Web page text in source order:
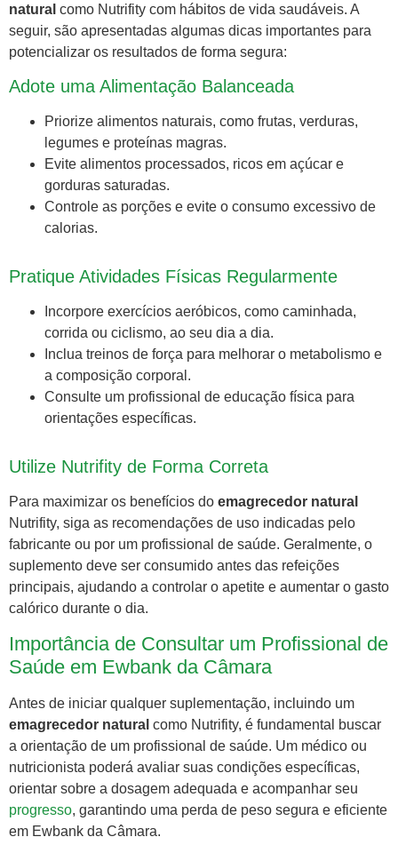
natural como Nutrifity com hábitos de vida saudáveis. A
seguir, são apresentadas algumas dicas importantes para
potencializar os resultados de forma segura:
Adote uma Alimentação Balanceada
Priorize alimentos naturais, como frutas, verduras,
legumes e proteínas magras.
Evite alimentos processados, ricos em açúcar e
gorduras saturadas.
Controle as porções e evite o consumo excessivo de
calorias.
Pratique Atividades Físicas Regularmente
Incorpore exercícios aeróbicos, como caminhada,
corrida ou ciclismo, ao seu dia a dia.
Inclua treinos de força para melhorar o metabolismo e
a composição corporal.
Consulte um profissional de educação física para
orientações específicas.
Utilize Nutrifity de Forma Correta
Para maximizar os benefícios do emagrecedor natural
Nutrifity, siga as recomendações de uso indicadas pelo
fabricante ou por um profissional de saúde. Geralmente, o
suplemento deve ser consumido antes das refeições
principais, ajudando a controlar o apetite e aumentar o gasto
calórico durante o dia.
Importância de Consultar um Profissional de
Saúde em Ewbank da Câmara
Antes de iniciar qualquer suplementação, incluindo um
emagrecedor natural como Nutrifity, é fundamental buscar
a orientação de um profissional de saúde. Um médico ou
nutricionista poderá avaliar suas condições específicas,
orientar sobre a dosagem adequada e acompanhar seu
progresso, garantindo uma perda de peso segura e eficiente
em Ewbank da Câmara.